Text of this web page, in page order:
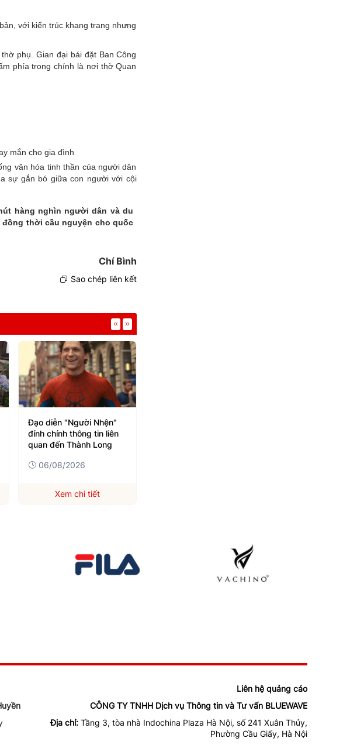
với kiến trúc khang trang nhưng
phụ. Gian đại bái đặt Ban Công
phía trong chính là nơi thờ Quan
mắn cho gia đình
văn hóa tinh thần của người dân
sự gắn bó giữa con người với cội
hàng nghìn người dân và du
thời cầu nguyện cho quốc
Chí Bình
Sao chép liên kết
Hình ảnh Lưu Diệc Phi và
Huỳnh Hiểu Minh hơn 20
năm trước gây sốt
06/08/2026
Xem chi tiết
Liên hệ quảng cáo
CÔNG TY TNHH Dịch vụ Thông tin và Tư vấn BLUEWAVE
Địa chỉ: Tầng 3, tòa nhà Indochina Plaza Hà Nội, số 241 Xuân Thủy,
Phường Cầu Giấy, Hà Nội